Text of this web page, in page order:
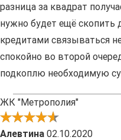
разница за квадрат
нужно будет ещё скопить
кредитами связываться
спокойно во второй
подкоплю необходимую
ЖК "Метрополия"
Алевтина 02.10.2020